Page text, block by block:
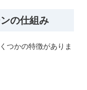
の仕組み
つかの特徴がありま